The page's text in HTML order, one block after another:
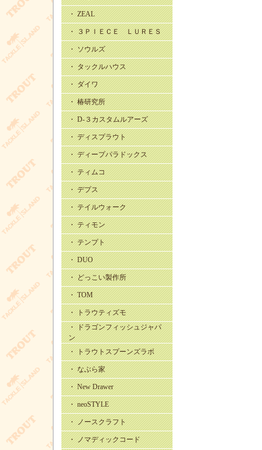
・ ZEAL
・ ３ＰＩＥＣＥ ＬＵＲＥＳ
・ ソウルズ
・ タックルハウス
・ ダイワ
・ 椿研究所
・ D-３カスタムルアーズ
・ ディスプラウト
・ ディープパラドックス
・ ティムコ
・ デプス
・ テイルウォーク
・ ティモン
・ テンプト
・ DUO
・ どっこい製作所
・ TOM
・ トラウティズモ
・ ドラゴンフィッシュジャパ
ン
・ トラウトスプーンズラボ
・ なぶら家
・ New Drawer
・ neoSTYLE
・ ノースクラフト
・ ノマディックコード